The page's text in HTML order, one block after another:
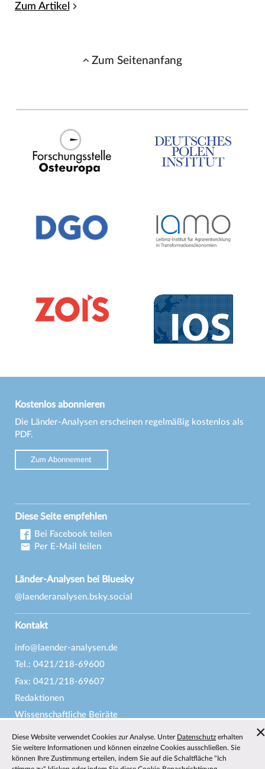
Zum Artikel
Zum Seitenanfang
Kostenlos abonnieren
Die Länder-Analysen erscheinen regelmäßig kostenlos als
PDF.
Zum Abonnement
Diese Seite empfehlen
Bei Facebook teilen
Per E-Mail teilen
Länder-Analysen bei Bluesky
@laenderanalysen.bsky.social
Kontakt
info@laender-analysen.de
Tel.: 0421/218-69600
Fax: 0421/218-69607
Redaktionen
Wissenschaftliche Beiräte
Datenschutz—Impressum—Barrierefreiheit
Diese Website verwendet Cookies zur Analyse. Unter Datenschutz erhalten
Sie weitere Informationen und können einzelne Cookies ausschließen. Sie
können Ihre Zustimmung erteilen, indem Sie auf die Schaltfläche "Ich